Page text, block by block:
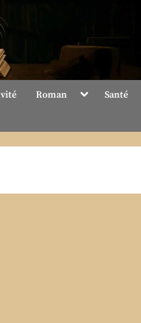
Roman ToggleSanté